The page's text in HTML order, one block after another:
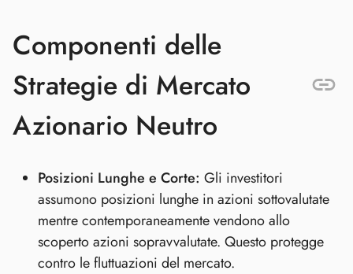
Componenti delle
Strategie di Mercato
Azionario Neutro
Posizioni Lunghe e Corte: Gli investitori
assumono posizioni lunghe in azioni sottovalutate
mentre contemporaneamente vendono allo
scoperto azioni sopravvalutate. Questo protegge
contro le fluttuazioni del mercato.